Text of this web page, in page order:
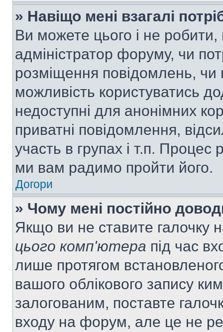
» Навіщо мені взагалі
Ви можете цього і не робити,
адміністратор форуму, чи
розміщення повідомлень, чи
можливість користуватись
недоступні для анонімних
приватні повідомлення,
участь в групах і т.п. Процес
ми вам радимо пройти його.
Догори
» Чому мені постійно
Якщо ви не ставите галочку
цього комп'ютера під час
лише протягом
вашого облікового запису
залогованим, поставте
входу на форум, але це не